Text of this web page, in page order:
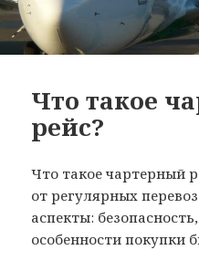
Что такое
рейс?
Что такое чартерный
от регулярных
аспекты:
особенности покупки